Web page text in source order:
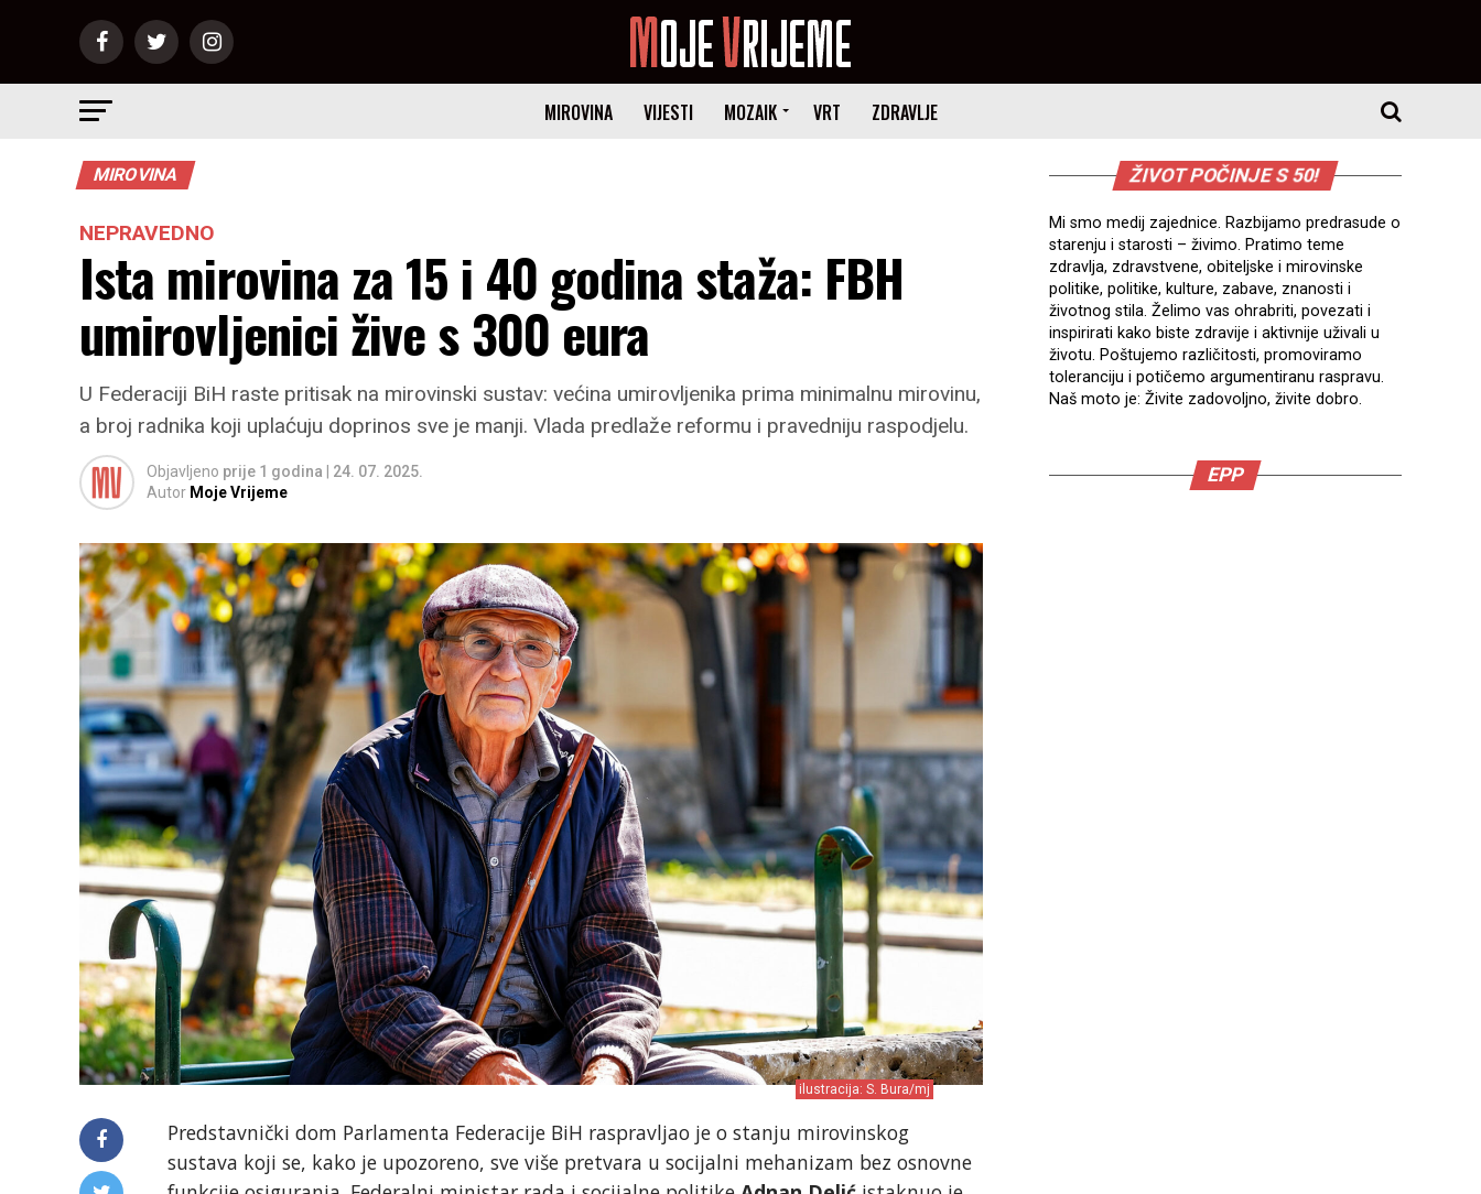
MIROVINA VIJESTI MOZAIK VRT ZDRAVLJE
MIROVINA
NEPRAVEDNO
Ista mirovina za 15 i 40 godina staža: FBH
umirovljenici žive s 300 eura
U Federaciji BiH raste pritisak na mirovinski sustav: većina umirovljenika prima minimalnu mirovinu,
a broj radnika koji uplaćuju doprinos sve je manji. Vlada predlaže reformu i pravedniju raspodjelu.
Objavljeno prije 1 godina
24. 07. 2025.
Autor Moje Vrijeme
ilustracija: S. Bura/mj
Predstavnički dom Parlamenta Federacije BiH raspravljao je o stanju mirovinskog
sustava koji se, kako je upozoreno, sve više pretvara u socijalni mehanizam bez osnovne
ŽIVOT POČINJE S 50!
Mi smo medij zajednice. Razbijamo predrasude o
starenju i starosti – živimo. Pratimo teme
zdravlja, zdravstvene, obiteljske i mirovinske
politike, politike, kulture, zabave, znanosti i
životnog stila. Želimo vas ohrabriti, povezati i
inspirirati kako biste zdravije i aktivnije uživali u
životu. Poštujemo različitosti, promoviramo
toleranciju i potičemo argumentiranu raspravu.
Naš moto je: Živite zadovoljno, živite dobro.
EPP